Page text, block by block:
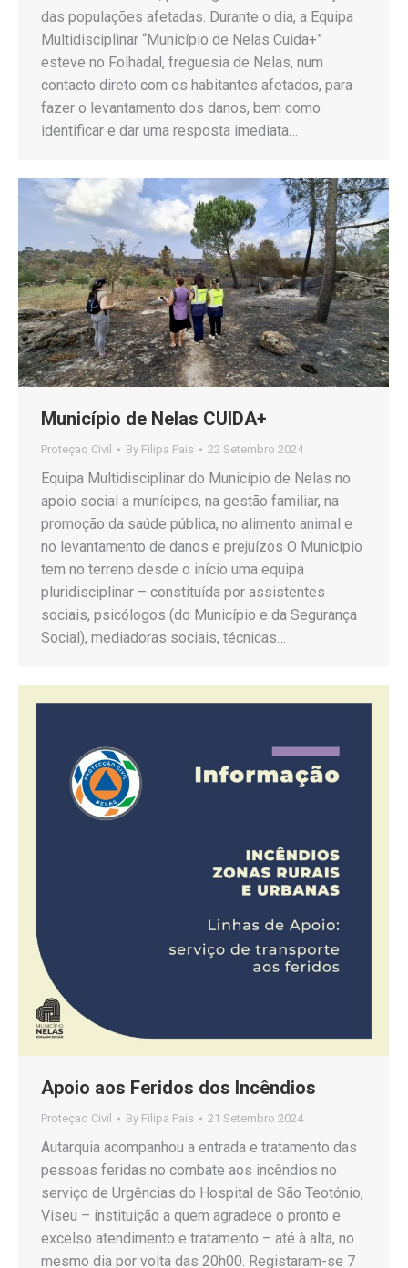
das populações afetadas. Durante o dia, a Equipa
Multidisciplinar “Município de Nelas Cuida+”
esteve no Folhadal, freguesia de Nelas, num
contacto direto com os habitantes afetados, para
fazer o levantamento dos danos, bem como
identificar e dar uma resposta imediata…
Município de Nelas CUIDA+
Proteçao Civil By Filipa Pais 22 Setembro 2024
Equipa Multidisciplinar do Município de Nelas no
apoio social a munícipes, na gestão familiar, na
promoção da saúde pública, no alimento animal e
no levantamento de danos e prejuízos O Município
tem no terreno desde o início uma equipa
pluridisciplinar – constituída por assistentes
sociais, psicólogos (do Município e da Segurança
Social), mediadoras sociais, técnicas…
Apoio aos Feridos dos Incêndios
Proteçao Civil By Filipa Pais 21 Setembro 2024
Autarquia acompanhou a entrada e tratamento das
pessoas feridas no combate aos incêndios no
serviço de Urgências do Hospital de São Teotónio,
Viseu – instituição a quem agradece o pronto e
excelso atendimento e tratamento – até à alta, no
mesmo dia por volta das 20h00. Registaram-se 7